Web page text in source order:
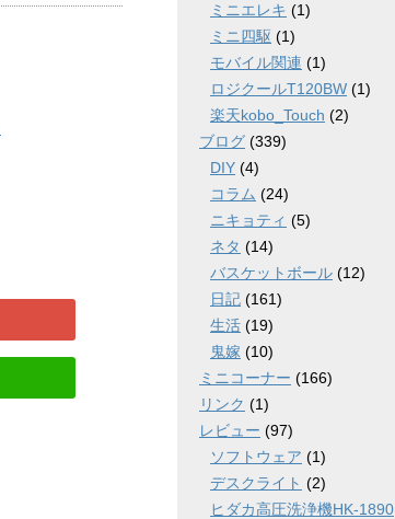
ミニエレキ (1)
ミニ四駆 (1)
モバイル関連 (1)
ロジクールT120BW (1)
楽天kobo_Touch (2)
ブログ (339)
DIY (4)
コラム (24)
ニキョティ (5)
ネタ (14)
バスケットボール (12)
日記 (161)
生活 (19)
鬼嫁 (10)
ミニコーナー (166)
リンク (1)
レビュー (97)
ソフトウェア (1)
デスクライト (2)
ヒダカ高圧洗浄機HK-1890